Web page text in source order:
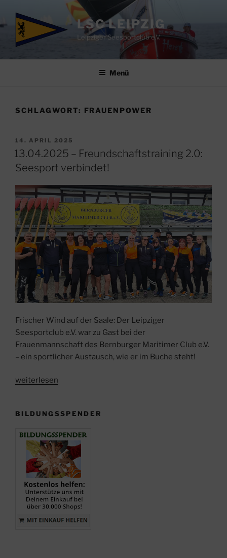
Inhalt
springen
LSC LEIPZIG
Leipziger Seesportclub e.V.
Menü
SCHLAGWORT: FRAUENPOWER
VERÖFFENTLICHT
AM
14. APRIL 2025
13.04.2025 – Freundschaftstraining 2.0:
Seesport verbindet!
Frischer Wind auf der Saale: Der Leipziger
Seesportclub e.V. war zu Gast bei der
Frauenmannschaft des Bernburger Maritimer Club e.V.
– ein sportlicher Austausch, wie er im Buche steht!
„13.04.2025
2.0:
verbindet!“
weiterlesen
BILDUNGSSPENDER